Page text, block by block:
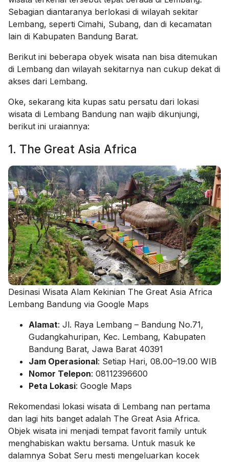
Sebagian diantaranya berlokasi di wilayah sekitar
Lembang, seperti Cimahi, Subang, dan di kecamatan
lain di Kabupaten Bandung Barat.
Berikut ini beberapa obyek wisata nan bisa ditemukan
di Lembang dan wilayah sekitarnya nan cukup dekat di
akses dari Lembang.
Oke, sekarang kita kupas satu persatu dari lokasi
wisata di Lembang Bandung nan wajib dikunjungi,
berikut ini uraiannya:
1. The Great Asia Africa
Desinasi Wisata Alam Kekinian The Great Asia Africa
Lembang Bandung via Google Maps
Alamat: Jl. Raya Lembang – Bandung No.71,
Gudangkahuripan, Kec. Lembang, Kabupaten
Bandung Barat, Jawa Barat 40391
Jam Operasional: Setiap Hari, 08.00–19.00 WIB
Nomor Telepon: 08112396600
Peta Lokasi: Google Maps
Rekomendasi lokasi wisata di Lembang nan pertama
dan lagi hits banget adalah The Great Asia Africa.
Objek wisata ini menjadi tempat favorit family untuk
menghabiskan waktu bersama. Untuk masuk ke
dalamnya Sobat Seru mesti mengeluarkan kocek